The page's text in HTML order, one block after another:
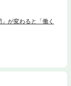
真とともに多数紹介
効果や、人的資本経
例を交えてオフィス
出す会社のチカラ
は、時代とともに
るオフィスCASE4
が変わると「働く